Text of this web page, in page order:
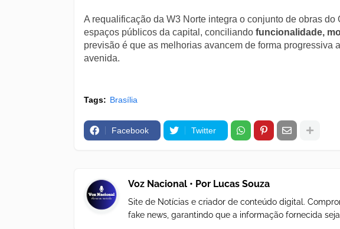
A requalificação da W3 Norte integra o conjunto de obras
espaços públicos da capital, conciliando funcionalidade,
previsão é que as melhorias avancem de forma progressiva
avenida.
Tags: Brasília
Facebook Twitter
Voz Nacional • Por Lucas Souza
Site de Notícias e criador de conteúdo digital.
fake news, garantindo que a informação fornecida